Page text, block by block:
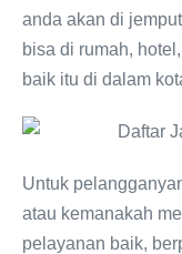
anda akan di
bisa di rumah,
baik itu di dalam
Untuk
atau kemanakah
pelayanan baik,